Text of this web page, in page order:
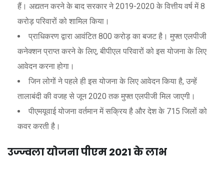
हैं। अद्यतन करने के बाद सरकार ने 2019-2020 के वित्तीय वर्ष में 8
करोड़ परिवारों को शामिल किया।
प्राधिकरण द्वारा आवंटित 800 करोड़ का बजट है। मुफ्त एलपीजी
कनेक्शन प्राप्त करने के लिए, बीपीएल परिवारों को इस योजना के लिए
आवेदन करना होगा।
जिन लोगों ने पहले ही इस योजना के लिए आवेदन किया है, उन्हें
तालाबंदी की वजह से जून 2020 तक मुफ्त एलपीजी मिल जाएगी।
पीएमयूवाई योजना वर्तमान में सक्रिय है और देश के 715 जिलों को
कवर करती है।
उज्ज्वला योजना पीएम 2021 के लाभ